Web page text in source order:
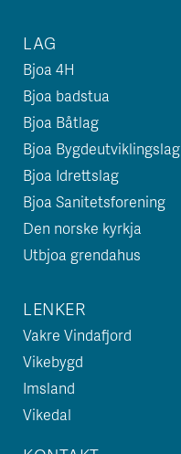
LAG
Bjoa 4H
Bjoa badstua
Bjoa Båtlag
Bjoa Bygdeutviklingslag
Bjoa Idrettslag
Bjoa Sanitetsforening
Den norske kyrkja
Utbjoa grendahus
LENKER
Vakre Vindafjord
Vikebygd
Imsland
Vikedal